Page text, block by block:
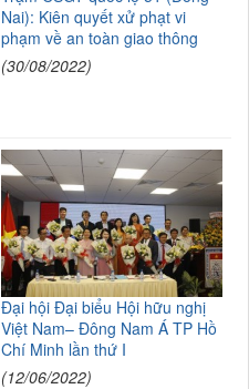
Nai): Kiên quyết xử phạt vi
phạm về an toàn giao thông
(30/08/2022)
Đại hội Đại biểu Hội hữu nghị
Việt Nam– Đông Nam Á TP Hồ
Chí Minh lần thứ I
(12/06/2022)